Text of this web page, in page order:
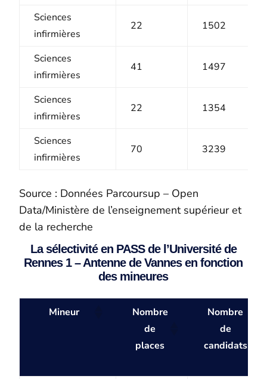
Sciences
infirmières
22 1502
Sciences
infirmières
41 1497
Sciences
infirmières
22 1354
Sciences
infirmières
70 3239
Source : Données Parcoursup – Open
Data/Ministère de l’enseignement supérieur et
de la recherche
La sélectivité en PASS de l’Université de
Rennes 1 – Antenne de Vannes en fonction
des mineures
Mineur
Nombre
de
places
Nombre
de
candidats